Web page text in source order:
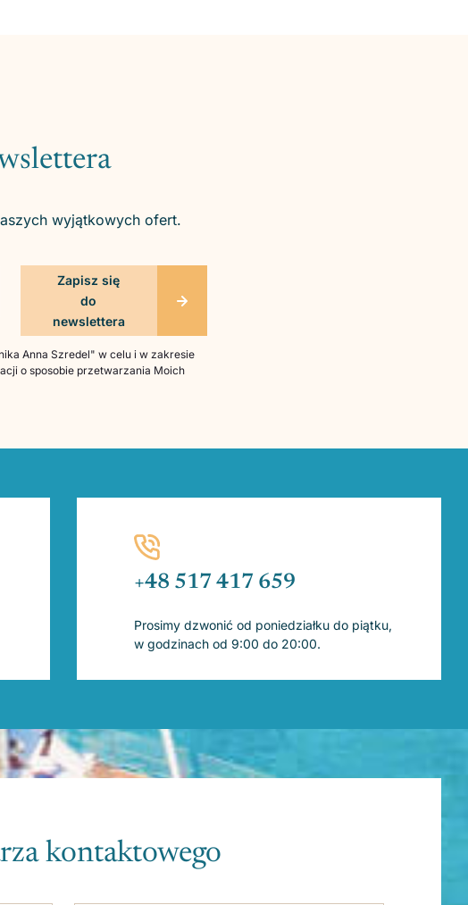
wyjątkowych ofert.
Anna Szredel" w celu i w zakresie
o sposobie przetwarzania Moich
+48 517 417 659
Prosimy dzwonić od poniedziałku do piątku,
w godzinach od 9:00 do 20:00.
kontaktowego